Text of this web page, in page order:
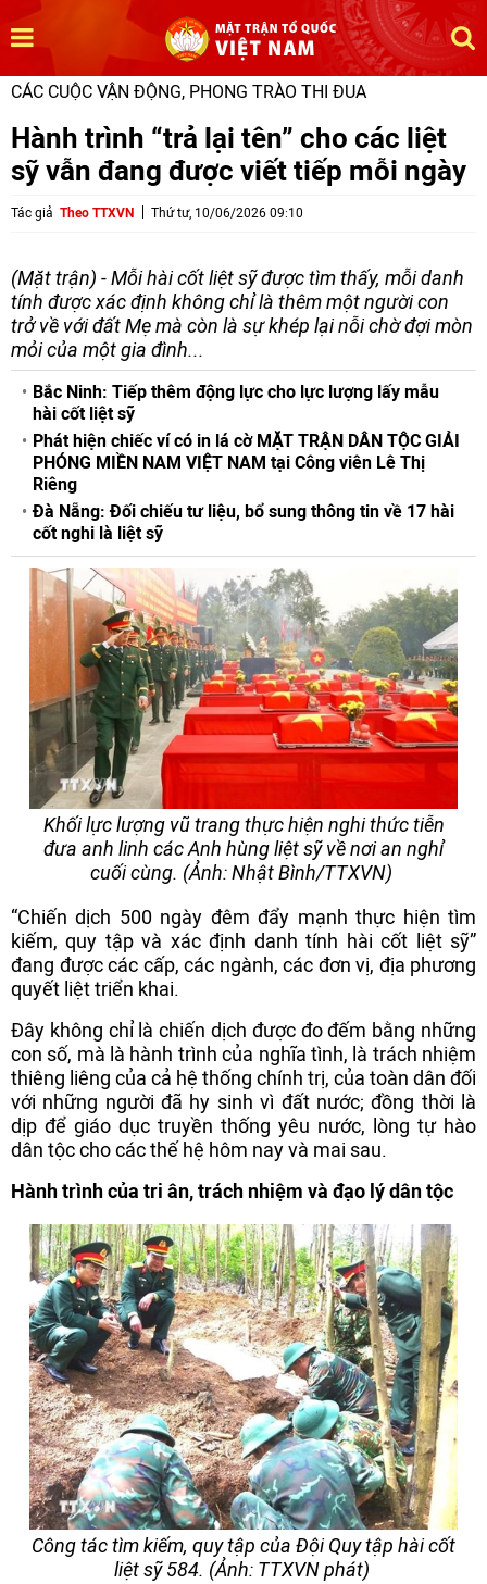
CÁC CUỘC VẬN ĐỘNG, PHONG TRÀO THI ĐUA
Hành trình “trả lại tên” cho các liệt
sỹ vẫn đang được viết tiếp mỗi ngày
Tác giả Theo TTXVN Thứ tư, 10/06/2026 09:10
(Mặt trận) - Mỗi hài cốt liệt sỹ được tìm thấy, mỗi danh
tính được xác định không chỉ là thêm một người con
trở về với đất Mẹ mà còn là sự khép lại nỗi chờ đợi mòn
mỏi của một gia đình...
Bắc Ninh: Tiếp thêm động lực cho lực lượng lấy mẫu
hài cốt liệt sỹ
Phát hiện chiếc ví có in lá cờ MẶT TRẬN DÂN TỘC GIẢI
PHÓNG MIỀN NAM VIỆT NAM tại Công viên Lê Thị
Riêng
Đà Nẵng: Đối chiếu tư liệu, bổ sung thông tin về 17 hài
cốt nghi là liệt sỹ
Khối lực lượng vũ trang thực hiện nghi thức tiễn
đưa anh linh các Anh hùng liệt sỹ về nơi an nghỉ
cuối cùng. (Ảnh: Nhật Bình/TTXVN)
“Chiến dịch 500 ngày đêm đẩy mạnh thực hiện tìm
kiếm, quy tập và xác định danh tính hài cốt liệt sỹ”
đang được các cấp, các ngành, các đơn vị, địa phương
quyết liệt triển khai.
Đây không chỉ là chiến dịch được đo đếm bằng những
con số, mà là hành trình của nghĩa tình, là trách nhiệm
thiêng liêng của cả hệ thống chính trị, của toàn dân đối
với những người đã hy sinh vì đất nước; đồng thời là
dịp để giáo dục truyền thống yêu nước, lòng tự hào
dân tộc cho các thế hệ hôm nay và mai sau.
Hành trình của tri ân, trách nhiệm và đạo lý dân tộc
Công tác tìm kiếm, quy tập của Đội Quy tập hài cốt
liệt sỹ 584. (Ảnh: TTXVN phát)